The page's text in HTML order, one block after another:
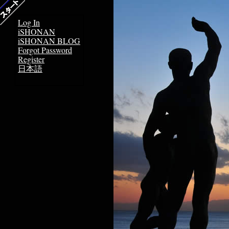
Log In
iSHONAN
iSHONAN BLOG
Forgot Password
Register
日本語